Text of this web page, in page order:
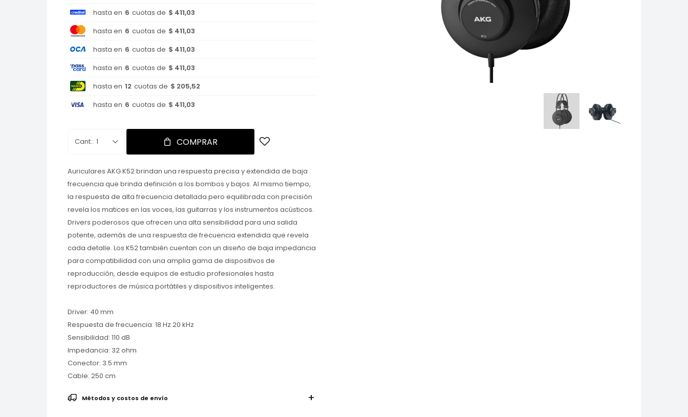
hasta en 6 cuotas de $ 411,03
hasta en 6 cuotas de $ 411,03
hasta en 6 cuotas de $ 411,03
hasta en 6 cuotas de $ 411,03
hasta en 12 cuotas de $ 205,52
hasta en 6 cuotas de $ 411,03
1 COMPRAR
Auriculares AKG K52 brindan una respuesta precisa y extendida de baja
frecuencia que brinda definición a los bombos y bajos. Al mismo tiempo,
la respuesta de alta frecuencia detallada pero equilibrada con precisión
revela los matices en las voces, las guitarras y los instrumentos acústicos.
Drivers poderosos que ofrecen una alta sensibilidad para una salida
potente, además de una respuesta de frecuencia extendida que revela
cada detalle. Los K52 también cuentan con un diseño de baja impedancia
para compatibilidad con una amplia gama de dispositivos de
reproducción, desde equipos de estudio profesionales hasta
reproductores de música portátiles y dispositivos inteligentes.
Driver: 40 mm
Respuesta de frecuencia: 18 Hz 20 kHz
Sensibilidad: 110 dB
Impedancia: 32 ohm
Conector: 3.5 mm
Cable: 250 cm
Métodos y costos de envío